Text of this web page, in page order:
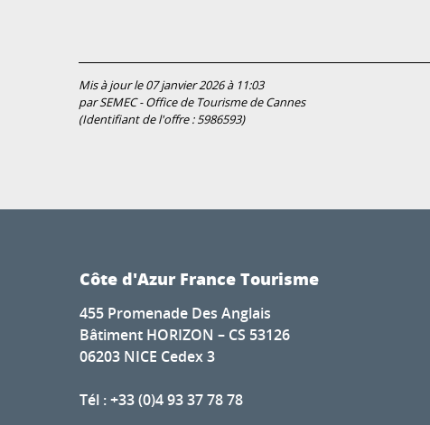
Mis à jour le 07 janvier 2026 à 11:03
par SEMEC - Office de Tourisme de Cannes
(Identifiant de l'offre :5986593)
Côte d'Azur France Tourisme
455 Promenade Des Anglais
Bâtiment HORIZON – CS 53126
06203 NICE Cedex 3
Tél : +33 (0)4 93 37 78 78